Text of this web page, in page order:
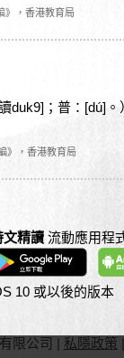
》，香港教育局
duk9]；普：[dú]。
》，香港教育局
文精讀流動應用程
10 或以後的版本
限公司 | 私隱政策 |